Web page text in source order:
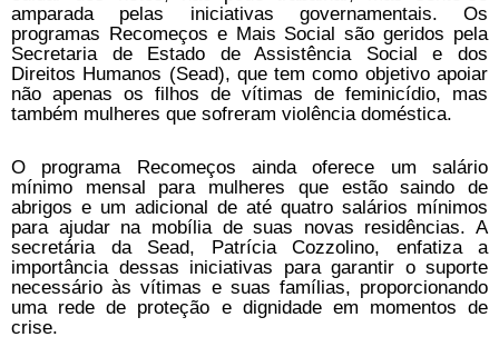
amparada pelas iniciativas governamentais. Os
programas Recomeços e Mais Social são geridos pela
Secretaria de Estado de Assistência Social e dos
Direitos Humanos (Sead), que tem como objetivo apoiar
não apenas os filhos de vítimas de feminicídio, mas
também mulheres que sofreram violência doméstica.
O programa Recomeços ainda oferece um salário
mínimo mensal para mulheres que estão saindo de
abrigos e um adicional de até quatro salários mínimos
para ajudar na mobília de suas novas residências. A
secretária da Sead, Patrícia Cozzolino, enfatiza a
importância dessas iniciativas para garantir o suporte
necessário às vítimas e suas famílias, proporcionando
uma rede de proteção e dignidade em momentos de
crise.